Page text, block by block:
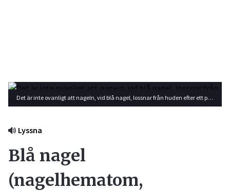
Det är inte ovanligt att nageln, vid blå nagel, lossnar från huden efter ett par veckor. Foto: Shutterstock
Lyssna
Blå nagel
(nagelhematom,